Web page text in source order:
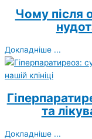
Чому після
Докладніше ...
та
Докладніше ...